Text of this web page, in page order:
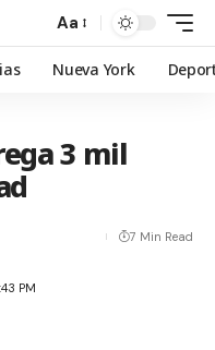
Aa
Nueva York
3 mil
PM
7 Min Read